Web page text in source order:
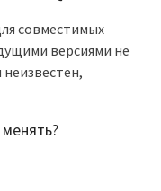
совместимых
версиями не